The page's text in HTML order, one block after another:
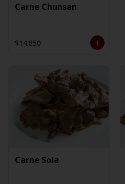
Carne Chunsan
$14.850
Carne Sola